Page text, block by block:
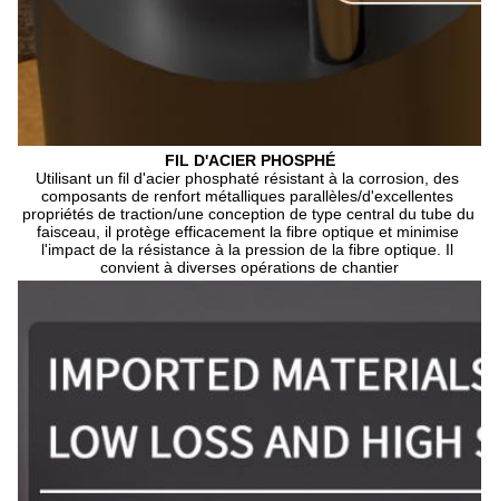
FIL D'ACIER PHOSPHÉ
Utilisant un fil d'acier phosphaté résistant à la corrosion, des
composants de renfort métalliques parallèles/d'excellentes
propriétés de traction/une conception de type central du tube du
faisceau, il protège efficacement la fibre optique et minimise
l'impact de la résistance à la pression de la fibre optique. Il
convient à diverses opérations de chantier